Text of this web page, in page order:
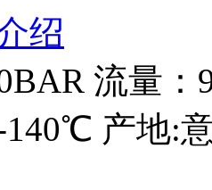
绍
流量
140℃ 产地: